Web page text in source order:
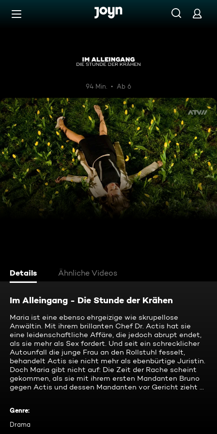
Zum Inhalt springen
Im Alleingang - Die Stunde
94 Min. Ab 6
Details Ähnliche Videos
Im Alleingang - Die Stunde der Krähen
Maria ist eine ebenso ehrgeizige wie skrupellose
Anwältin. Mit ihrem brillanten Chef Dr. Actis hat sie
eine leidenschaftliche Affäre, die jedoch abrupt endet,
als sie mehr als Sex fordert. Und seit ein schrecklicher
Autounfall die junge Frau an den Rollstuhl fesselt,
behandelt Actis sie nicht mehr als ebenbürtige Juristin.
Doch Maria gibt nicht auf: Die Zeit der Rache scheint
gekommen, als sie mit ihrem ersten Mandanten Bruno
gegen Actis und dessen Mandanten vor Gericht zieht ...
Genre:
Drama